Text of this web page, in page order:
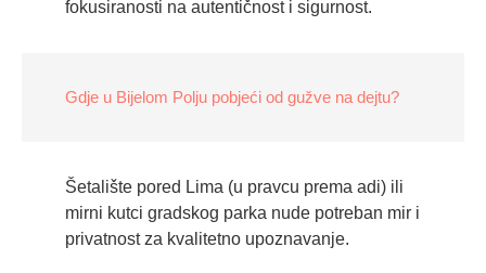
fokusiranosti na autentičnost i sigurnost.
Gdje u Bijelom Polju pobjeći od gužve na dejtu?
Šetalište pored Lima (u pravcu prema adi) ili
mirni kutci gradskog parka nude potreban mir i
privatnost za kvalitetno upoznavanje.